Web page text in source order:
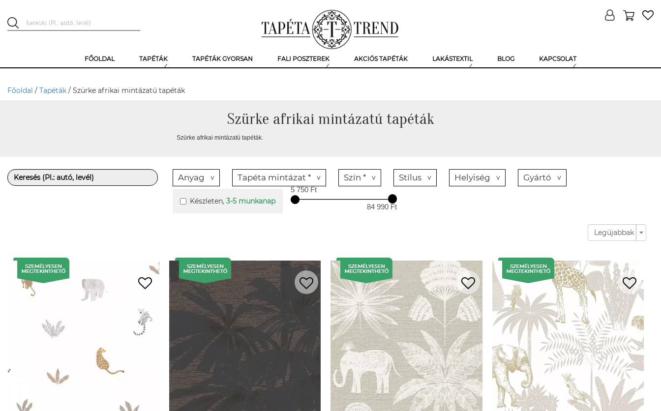
FŐOLDAL TAPÉTÁK TAPÉTÁK GYORSAN FALI POSZTEREK AKCIÓS TAPÉTÁK LAKÁSTEXTIL BLOG KAPCSOLAT
Főoldal / Tapéták / Szürke afrikai mintázatú tapéták
Szürke afrikai mintázatú tapéták
Szürke afrikai mintázatú tapéták.
Anyag Tapéta mintázat * Szín * Stílus Helyiség Gyártó
Készleten, 3-5 munkanap
5 750 Ft
84 990 Ft
Legújabbak